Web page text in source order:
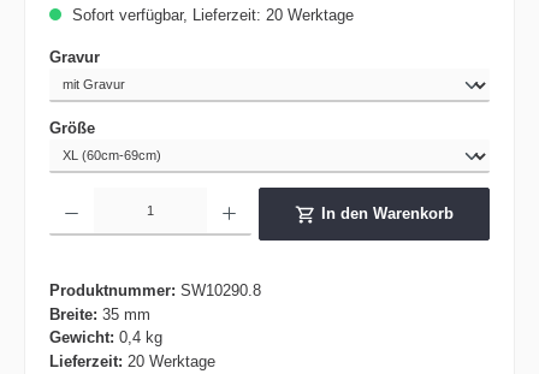
Sofort verfügbar, Lieferzeit: 20 Werktage
Gravurauswählen
Größeauswählen
In den Warenkorb
Produktnummer: SW10290.8
Breite: 35 mm
Gewicht: 0,4 kg
Lieferzeit: 20 Werktage